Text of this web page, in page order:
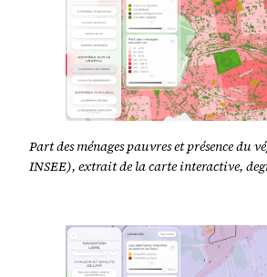
Part des ménages pauvres et présence du
INSEE), extrait de la carte interactive,